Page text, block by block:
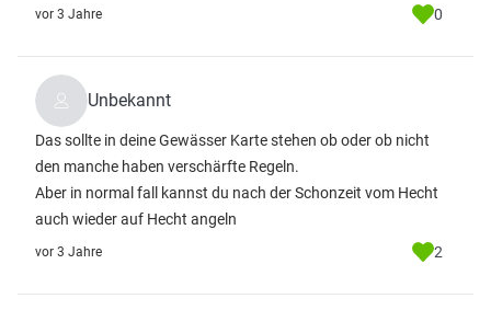
vor 3 Jahre 0
Unbekannt
Das sollte in deine Gewässer Karte stehen ob oder ob nicht
den manche haben verschärfte Regeln.
Aber in normal fall kannst du nach der Schonzeit vom Hecht
auch wieder auf Hecht angeln
vor 3 Jahre 2